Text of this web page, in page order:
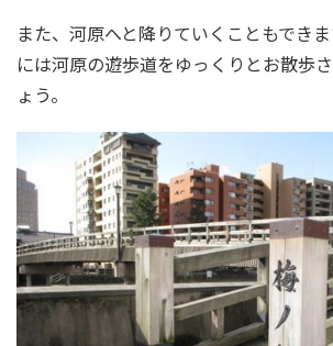
また、河原へと降りていくこともでき
には河原の遊歩道をゆっくりとお散歩
ょう。